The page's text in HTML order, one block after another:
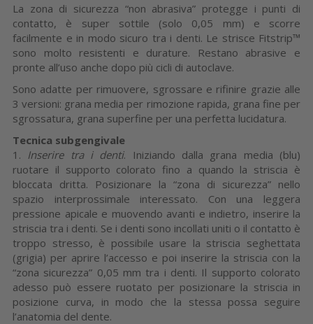
La zona di sicurezza “non abrasiva” protegge i punti di
contatto, è super sottile (solo 0,05 mm) e scorre
facilmente e in modo sicuro tra i denti. Le strisce Fitstrip™
sono molto resistenti e durature. Restano abrasive e
pronte all’uso anche dopo più cicli di autoclave.
Sono adatte per rimuovere, sgrossare e rifinire grazie alle
3 versioni: grana media per rimozione rapida, grana fine per
sgrossatura, grana superfine per una perfetta lucidatura.
Tecnica subgengivale
1. Inserire tra i denti. Iniziando dalla grana media (blu)
ruotare il supporto colorato fino a quando la striscia è
bloccata dritta. Posizionare la “zona di sicurezza” nello
spazio interprossimale interessato. Con una leggera
pressione apicale e muovendo avanti e indietro, inserire la
striscia tra i denti. Se i denti sono incollati uniti o il contatto è
troppo stresso, è possibile usare la striscia seghettata
(grigia) per aprire l’accesso e poi inserire la striscia con la
“zona sicurezza” 0,05 mm tra i denti. Il supporto colorato
adesso può essere ruotato per posizionare la striscia in
posizione curva, in modo che la stessa possa seguire
l’anatomia del dente.